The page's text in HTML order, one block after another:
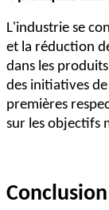
L'industrie se
et la réduction
dans les
des initiatives
premières
sur les objectifs
Conclusion